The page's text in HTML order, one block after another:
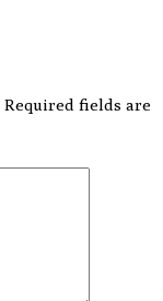
Required fields are